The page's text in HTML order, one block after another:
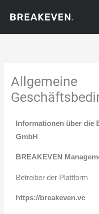
Inhalt
springen
Allgemeine
Informationen über die
GmbH
BREAKEVEN
Betreiber der Plattform
https://breakeven.vc